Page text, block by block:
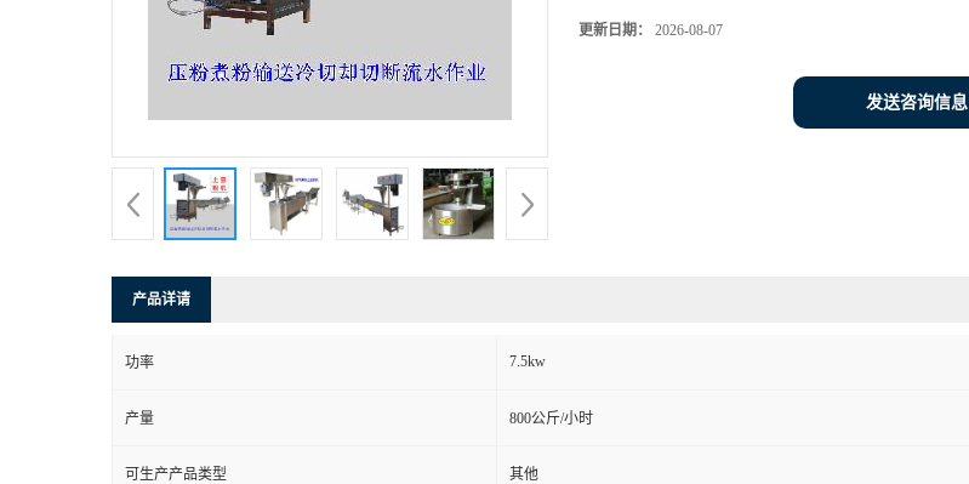
更新日期： 2026-08-07
发送咨询信息
产品详请
功率 7.5kw
产量 800公斤/小时
可生产产品类型 其他